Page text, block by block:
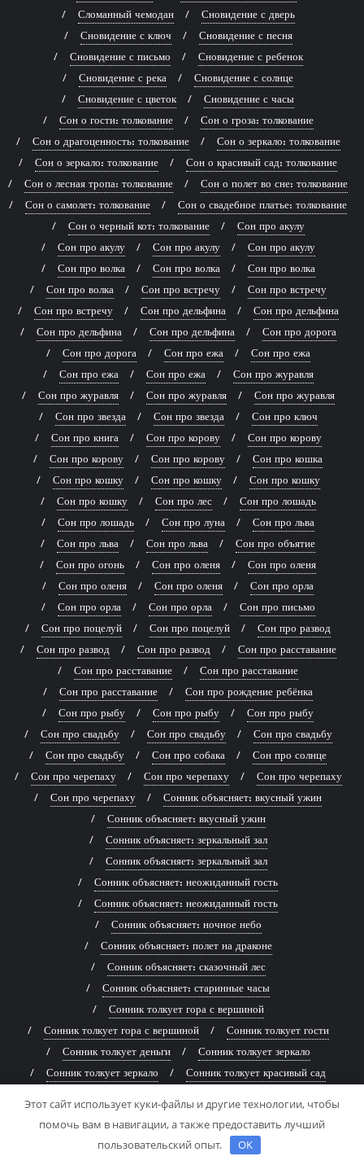
Сломанный чемодан
Сновидение с дверь
Сновидение с ключ
Сновидение с песня
Сновидение с письмо
Сновидение с ребенок
Сновидение с река
Сновидение с солнце
Сновидение с цветок
Сновидение с часы
Сон о гости: толкование
Сон о гроза: толкование
Сон о драгоценность: толкование
Сон о зеркало: толкование
Сон о зеркало: толкование
Сон о красивый сад: толкование
Сон о лесная тропа: толкование
Сон о полет во сне: толкование
Сон о самолет: толкование
Сон о свадебное платье: толкование
Сон о черный кот: толкование
Сон про акулу
Сон про акулу
Сон про акулу
Сон про акулу
Сон про волка
Сон про волка
Сон про волка
Сон про волка
Сон про встречу
Сон про встречу
Сон про встречу
Сон про дельфина
Сон про дельфина
Сон про дельфина
Сон про дельфина
Сон про дорога
Сон про дорога
Сон про ежа
Сон про ежа
Сон про ежа
Сон про ежа
Сон про журавля
Сон про журавля
Сон про журавля
Сон про журавля
Сон про звезда
Сон про звезда
Сон про ключ
Сон про книга
Сон про корову
Сон про корову
Сон про корову
Сон про корову
Сон про кошка
Сон про кошку
Сон про кошку
Сон про кошку
Сон про кошку
Сон про лес
Сон про лошадь
Сон про лошадь
Сон про луна
Сон про льва
Сон про льва
Сон про льва
Сон про объятие
Сон про огонь
Сон про оленя
Сон про оленя
Сон про оленя
Сон про оленя
Сон про орла
Сон про орла
Сон про орла
Сон про письмо
Сон про поцелуй
Сон про поцелуй
Сон про развод
Сон про развод
Сон про развод
Сон про расставание
Сон про расставание
Сон про расставание
Сон про расставание
Сон про рождение ребёнка
Сон про рыбу
Сон про рыбу
Сон про рыбу
Сон про свадьбу
Сон про свадьбу
Сон про свадьбу
Сон про свадьбу
Сон про собака
Сон про солнце
Сон про черепаху
Сон про черепаху
Сон про черепаху
Сон про черепаху
Сонник объясняет: вкусный ужин
Сонник объясняет: вкусный ужин
Сонник объясняет: зеркальный зал
Сонник объясняет: зеркальный зал
Сонник объясняет: неожиданный гость
Сонник объясняет: неожиданный гость
Сонник объясняет: ночное небо
Сонник объясняет: полет на драконе
Сонник объясняет: сказочный лес
Сонник объясняет: старинные часы
Сонник толкует гора с вершиной
Сонник толкует гора с вершиной
Сонник толкует гости
Сонник толкует деньги
Сонник толкует зеркало
Сонник толкует зеркало
Сонник толкует красивый сад
Сонник толкует новая одежда
Сонник толкует падение
Сонник толкует путешествие
Сонник толкует работа
Этот сайт использует куки-файлы и другие технологии, чтобы
помочь вам в навигации, а также предоставить лучший
пользовательский опыт.
OK